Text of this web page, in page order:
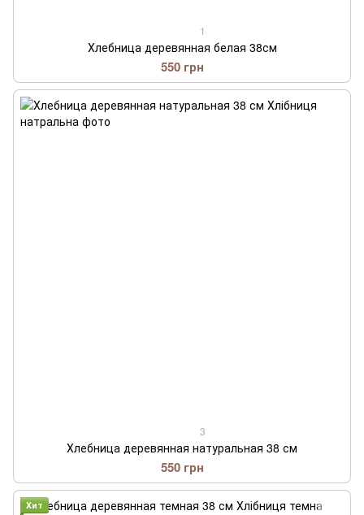
1
Хлебница деревянная белая 38см
550 грн
3
Хлебница деревянная натуральная 38 см
550 грн
Хит